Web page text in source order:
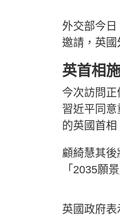
外交部今
邀請，英國
英首相
今次訪問
習近平同
的英國首相
顧綺慧其
「2035願
英國政府